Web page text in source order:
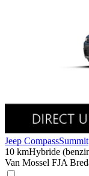
Jeep CompassSummit
10 kmHybride
Van Mossel FJA